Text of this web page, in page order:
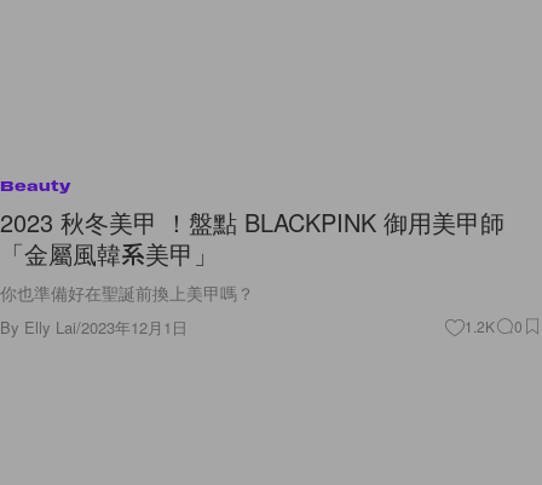
Beauty
2023 秋冬美甲 ！盤點 BLACKPINK 御用美甲師
「金屬風韓系美甲」
你也準備好在聖誕前換上美甲嗎？
By Elly Lai/2023年12月1日 1.2K 0